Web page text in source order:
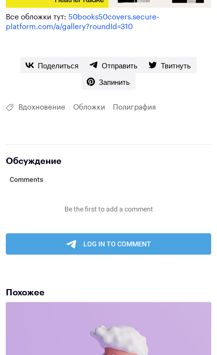
Все обложки тут: 50books50covers.secure-
platform.com/a/gallery?roundId=310
Поделиться Отправить
Твитнуть
Запинить
Вдохновение Обложки Полиграфия
Обсуждение
Похожее